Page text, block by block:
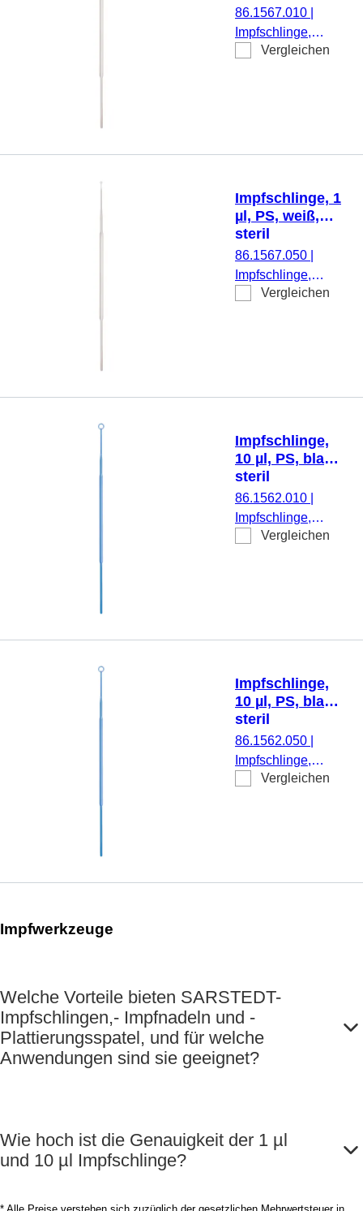
86.1567.010
Impfschlinge,
Aufnahmevolumen:
Vergleichen
Impfschlinge, 1
µl, PS, weiß,
steril
86.1567.050
Impfschlinge,
Aufnahmevolumen:
Vergleichen
Impfschlinge,
10 µl, PS, blau,
steril
86.1562.010
Impfschlinge,
Aufnahmevolumen:
Vergleichen
Impfschlinge,
10 µl, PS, blau,
steril
86.1562.050
Impfschlinge,
Aufnahmevolumen:
Vergleichen
Impfwerkzeuge
Welche Vorteile bieten SARSTEDT-
Impfschlingen,- Impfnadeln und -
Plattierungsspatel, und für welche
Anwendungen sind sie geeignet?
Wie hoch ist die Genauigkeit der 1 µl
und 10 µl Impfschlinge?